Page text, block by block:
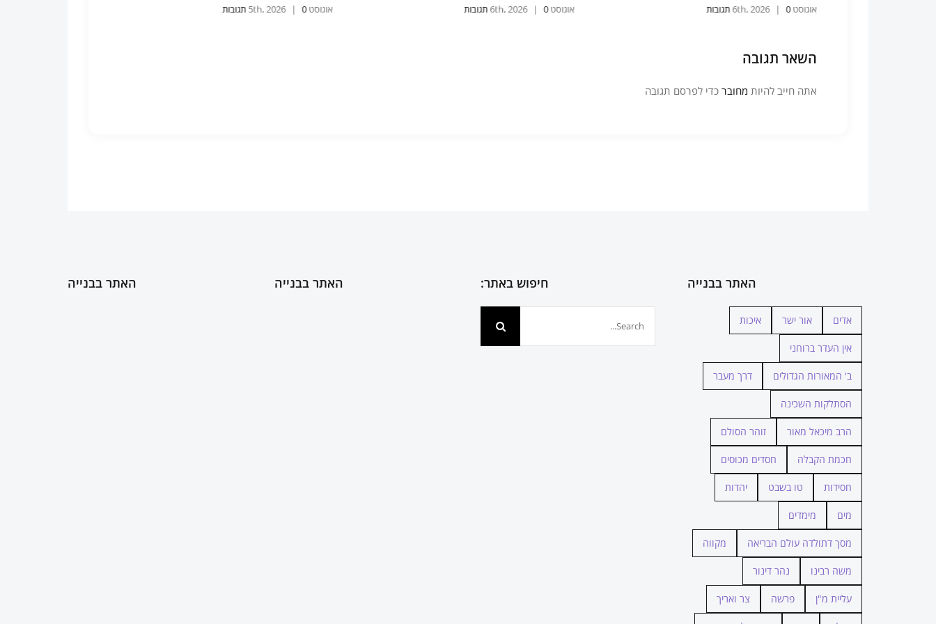
אוגוסט 6th, 2026 | אוגוסט 5th, 2026 | אוגוסט 5th, 2026 |
השאר תגובה
אתה חייב להיות מחובר כדי לפרסם תגובה
האתר בבנייה
אדים אור ישר איכות
אין העדר ברוחני
ב' המאורות הגדולים דרך מעבר
הסתלקות השכינה
הרב מיכאל מאור זוהר הסולם
חכמת הקבלה חסדים מכוסים
חסידות טו בשבט יהדות
מים מימדים
מסך דתולדה עולם הבריאה מקווה
משה רבינו נהר דינור
עליית מ"ן פרשה צר ואריך
חיפוש באתר: האתר בבנייה האתר בבנייה